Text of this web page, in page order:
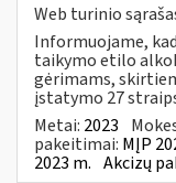
Web turinio
Informuojame,
taikymo etilo
gėrimams,
įstatymo 27
Metai: 2023
pakeitimai: MĮP
2023 m. Akcizų